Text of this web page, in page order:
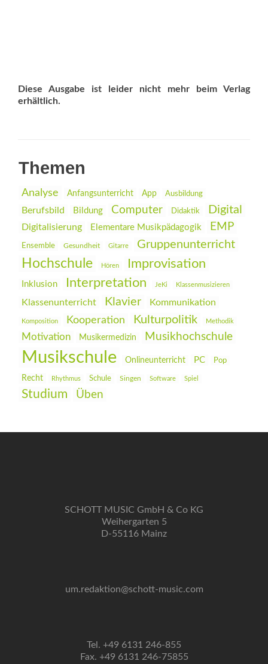
Diese Ausgabe ist leider nicht mehr beim Verlag
erhältlich.
Themen
Analyse Anfangsunterricht App Ausbildung
Berufsbild Bildung Computer Didaktik Digital
Digitalisierung Elementare Musikpädagogik EMP
Ensemble Gesundheit Gitarre Gruppenunterricht
Hochschule Hören Improvisation
Inklusion Interpretation JeKi Klassenmusizieren
Klassenunterricht Klavier Kommunikation
Komposition Kooperation Kulturpolitik Methodik
Motivation Musikermedizin Musikhochschule
Musikschule Onlineunterricht PC Pop
Recht Rhythmus Schule Singen Software Spiel
Studium Üben
SCHOTT MUSIC GmbH & Co KG
Weihergarten 5
D-55116 Mainz
um.redaktion@schott-music.com
Tel. +49 6131 246-855
Fax. +49 6131 246-75855